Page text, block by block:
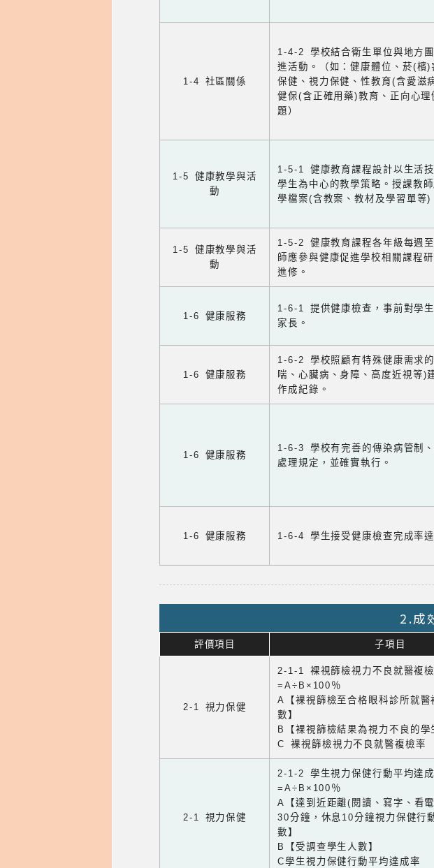
1-4 社區關係
1-4-2 學校結合衛生單位與地方
進活動。（如：健康體位、菸(檳)
保健、視力保健、性教育(含愛滋
健保(含正確用藥)教育、正向心理
題）
1-5 健康教學與活
動
1-5-1 健康教育課程設計以生活
學生為中心的教學策略。授課教
學檔案(含教案、教材及學習單等)
1-5 健康教學與活
動
1-5-2 健康教育課程各年級每週
師應參與健康促進學校相關課程
進修。
1-6 健康服務
1-6-1 提供健康檢查，事前對學
家長。
1-6 健康服務
1-6-2 學校照顧有特殊健康需求
喘、心臟病、身障、高度近視等)
作成紀錄。
1-6 健康服務
1-6-3 學校有完善的傳染病管制
處理規定，並確實執行。
1-6 健康服務 1-6-4 學生接受健康檢查完成率達
2.成
評價項目 子項目
2-1 視力保健
2-1-1 裸視篩檢視力不良就醫複
=A÷B×100％
A【裸視篩檢至合格眼科診所就醫
數】
B【裸視篩檢結果為視力不良的學
C 裸視篩檢視力不良就醫複檢率
2-1 視力保健
2-1-2 學生視力保健行動平均達
=A÷B×100％
A【達到近距離(閱讀、寫字、看
30分鐘，休息10分鐘視力保健行
數】
B【受調查學生人數】
C學生視力保健行動平均達成率